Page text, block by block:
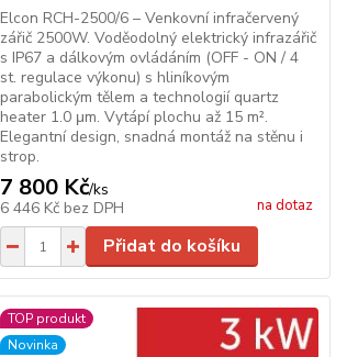
Elcon RCH-2500/6 – Venkovní infračervený
zářič 2500W. Voděodolný elektrický infrazářič
s IP67 a dálkovým ovládáním (OFF - ON / 4
st. regulace výkonu) s hliníkovým
parabolickým tělem a technologií quartz
heater 1.0 μm. Vytápí plochu až 15 m².
Elegantní design, snadná montáž na stěnu i
strop.
7 800 Kč/ks
6 446 Kč bez DPH na dotaz
Přidat do košíku
TOP produkt
Novinka